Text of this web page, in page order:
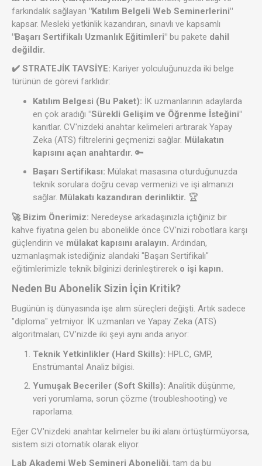
farkındalık sağlayan "Katılım Belgeli Web Seminerlerini"
kapsar. Mesleki yetkinlik kazandıran, sınavlı ve kapsamlı
"Başarı Sertifikalı Uzmanlık Eğitimleri" bu pakete dahil
değildir.
✔️ STRATEJİK TAVSİYE: Kariyer yolculuğunuzda iki belge
türünün de görevi farklıdır:
Katılım Belgesi (Bu Paket): İK uzmanlarının adaylarda
en çok aradığı "Sürekli Gelişim ve Öğrenme İsteğini"
kanıtlar. CV'nizdeki anahtar kelimeleri artırarak Yapay
Zeka (ATS) filtrelerini geçmenizi sağlar. Mülakatın
kapısını açan anahtardır. 🔑
Başarı Sertifikası: Mülakat masasına oturduğunuzda
teknik sorulara doğru cevap vermenizi ve işi almanızı
sağlar. Mülakatı kazandıran derinliktir. 🏆
🚀 Bizim Önerimiz: Neredeyse arkadaşınızla içtiğiniz bir
kahve fiyatına gelen bu abonelikle önce CV'nizi robotlara karşı
güçlendirin ve mülakat kapısını aralayın. Ardından,
uzmanlaşmak istediğiniz alandaki "Başarı Sertifikalı"
eğitimlerimizle teknik bilginizi derinleştirerek o işi kapın.
Neden Bu Abonelik Sizin İçin Kritik?
Bugünün iş dünyasında işe alım süreçleri değişti. Artık sadece
"diploma" yetmiyor. İK uzmanları ve Yapay Zeka (ATS)
algoritmaları, CV’nizde iki şeyi aynı anda arıyor:
Teknik Yetkinlikler (Hard Skills): HPLC, GMP,
Enstrümantal Analiz bilgisi.
Yumuşak Beceriler (Soft Skills): Analitik düşünme,
veri yorumlama, sorun çözme (troubleshooting) ve
raporlama.
Eğer CV'nizdeki anahtar kelimeler bu iki alanı örtüştürmüyorsa,
sistem sizi otomatik olarak eliyor.
Lab Akademi Web Semineri Aboneliği, tam da bu